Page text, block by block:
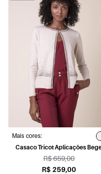
Mais cores:
Casaco Tricot Aplicações
Mescla
R$ 659,00
R$ 259,00